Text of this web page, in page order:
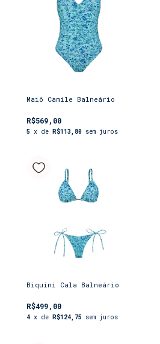
Maiô Camile Balneário
R$569,00
5 x de R$113,80 sem juros
Biquini Cala Balneário
R$499,00
4 x de R$124,75 sem juros